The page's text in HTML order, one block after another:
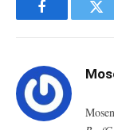
Facebook